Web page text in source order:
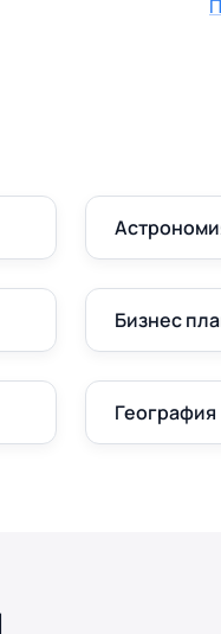
Бизнес
География